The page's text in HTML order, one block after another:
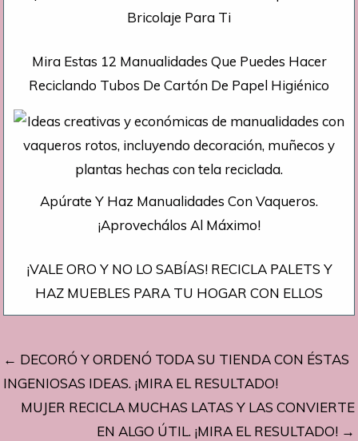
Bricolaje Para Ti
Mira Estas 12 Manualidades Que Puedes Hacer
Reciclando Tubos De Cartón De Papel Higiénico
Apúrate Y Haz Manualidades Con Vaqueros.
¡Aprovechálos Al Máximo!
¡VALE ORO Y NO LO SABÍAS! RECICLA PALETS Y
HAZ MUEBLES PARA TU HOGAR CON ELLOS
Navegación
de
entradas
← DECORÓ Y ORDENÓ TODA SU TIENDA CON ÉSTAS
INGENIOSAS IDEAS. ¡MIRA EL RESULTADO!
MUJER RECICLA MUCHAS LATAS Y LAS CONVIERTE
EN ALGO ÚTIL. ¡MIRA EL RESULTADO! →